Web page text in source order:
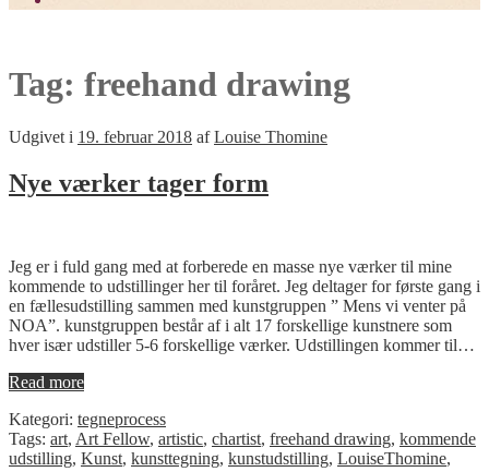
Tag: freehand drawing
Udgivet i 19. februar 2018 afLouise Thomine
Nye værker tager form
Jeg er i fuld gang med at forberede en masse nye værker til mine
kommende to udstillinger her til foråret. Jeg deltager for første gang i
en fællesudstilling sammen med kunstgruppen ” Mens vi venter på
NOA”. kunstgruppen består af i alt 17 forskellige kunstnere som
hver især udstiller 5-6 forskellige værker. Udstillingen kommer til…
Read more
Kategori: tegneprocess
Tags: art, Art Fellow, artistic, chartist, freehand drawing, kommende
udstilling, Kunst, kunsttegning, kunstudstilling, LouiseThomine,